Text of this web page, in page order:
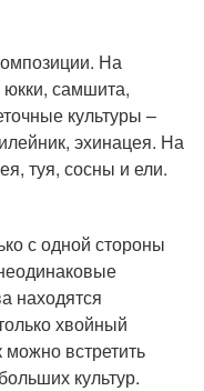
На
самшита,
культуры –
эхинацея. На
туя, сосны и ели.
с одной стороны
находятся
хвойный
встретить
культур.